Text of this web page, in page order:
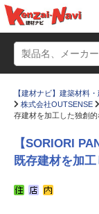
【建材ナビ】建築材料
株式会社OUTSENSE
存建材を加工した独創
【SORIORI
既存建材を加